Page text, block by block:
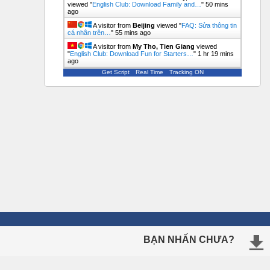
viewed "English Club: Download Family and…" 50 mins
ago
A visitor from Beijing viewed "FAQ: Sửa thông tin
cá nhân trên…" 55 mins ago
A visitor from My Tho, Tien Giang viewed
"English Club: Download Fun for Starters…" 1 hr 19 mins
ago
Get Script Real Time Tracking ON
BẠN NHẤN CHƯA?